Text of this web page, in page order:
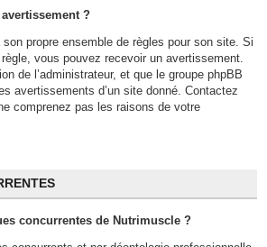
?
propre ensemble de règles pour son site. Si
vous pouvez recevoir un avertissement.
de l’administrateur, et que le groupe phpBB
avertissements d’un site donné. Contactez
comprenez pas les raisons de votre
concurrentes de Nutrimuscle ?